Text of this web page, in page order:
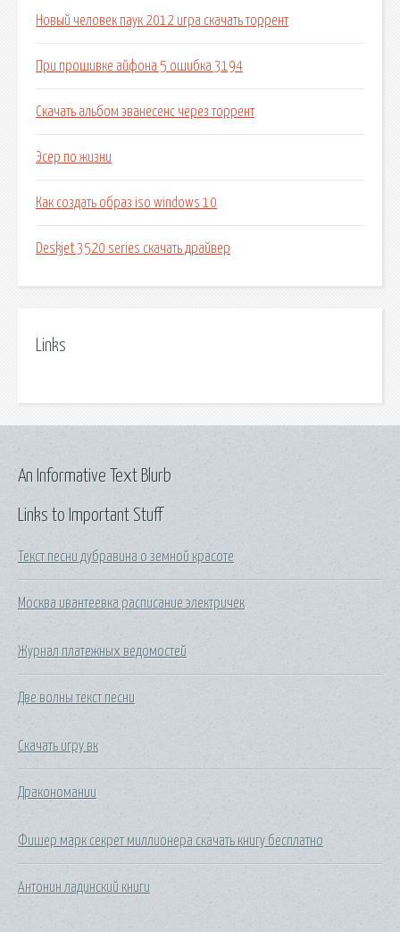
Новый человек паук 2012 игра скачать торрент
При прошивке айфона 5 ошибка 3194
Скачать альбом эванесенс через торрент
Эсер по жизни
Как создать образ iso windows 10
Deskjet 3520 series скачать драйвер
Links
Links to Important Stuff
Текст песни дубравина о земной красоте
Москва ивантеевка расписание электричек
Журнал платежных ведомостей
Две волны текст песни
Скачать игру вк
Дракономании
Фишер марк секрет миллионера скачать книгу бесплатно
Антонин ладинский книги
An Informative Text Blurb